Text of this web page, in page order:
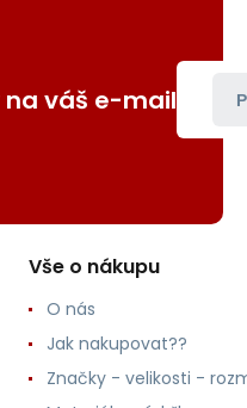
váš e-mail
Vše o nákupu
O nás
Jak nakupovat??
Značky - velikosti -